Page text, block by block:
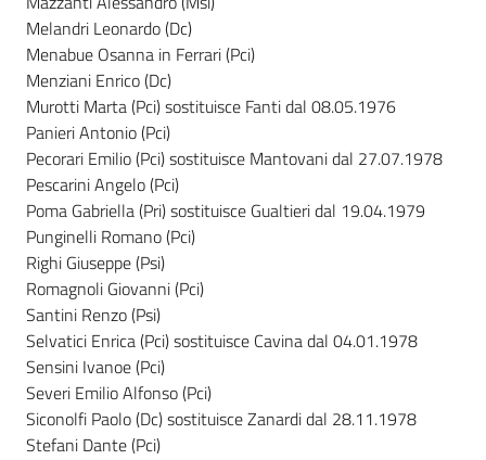
Melandri Leonardo (Dc)
Menabue Osanna in Ferrari (Pci)
Menziani Enrico (Dc)
Murotti Marta (Pci) sostituisce Fanti dal 08.05.1976
Panieri Antonio (Pci)
Pecorari Emilio (Pci) sostituisce Mantovani dal 27.07.1978
Pescarini Angelo (Pci)
Poma Gabriella (Pri) sostituisce Gualtieri dal 19.04.1979
Punginelli Romano (Pci)
Righi Giuseppe (Psi)
Romagnoli Giovanni (Pci)
Santini Renzo (Psi)
Selvatici Enrica (Pci) sostituisce Cavina dal 04.01.1978
Sensini Ivanoe (Pci)
Severi Emilio Alfonso (Pci)
Siconolfi Paolo (Dc) sostituisce Zanardi dal 28.11.1978
Stefani Dante (Pci)